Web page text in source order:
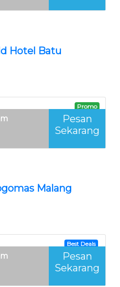
Hotel Batu
Promo
Pesan
Sekarang
Malang
Best Deals
Pesan
Sekarang